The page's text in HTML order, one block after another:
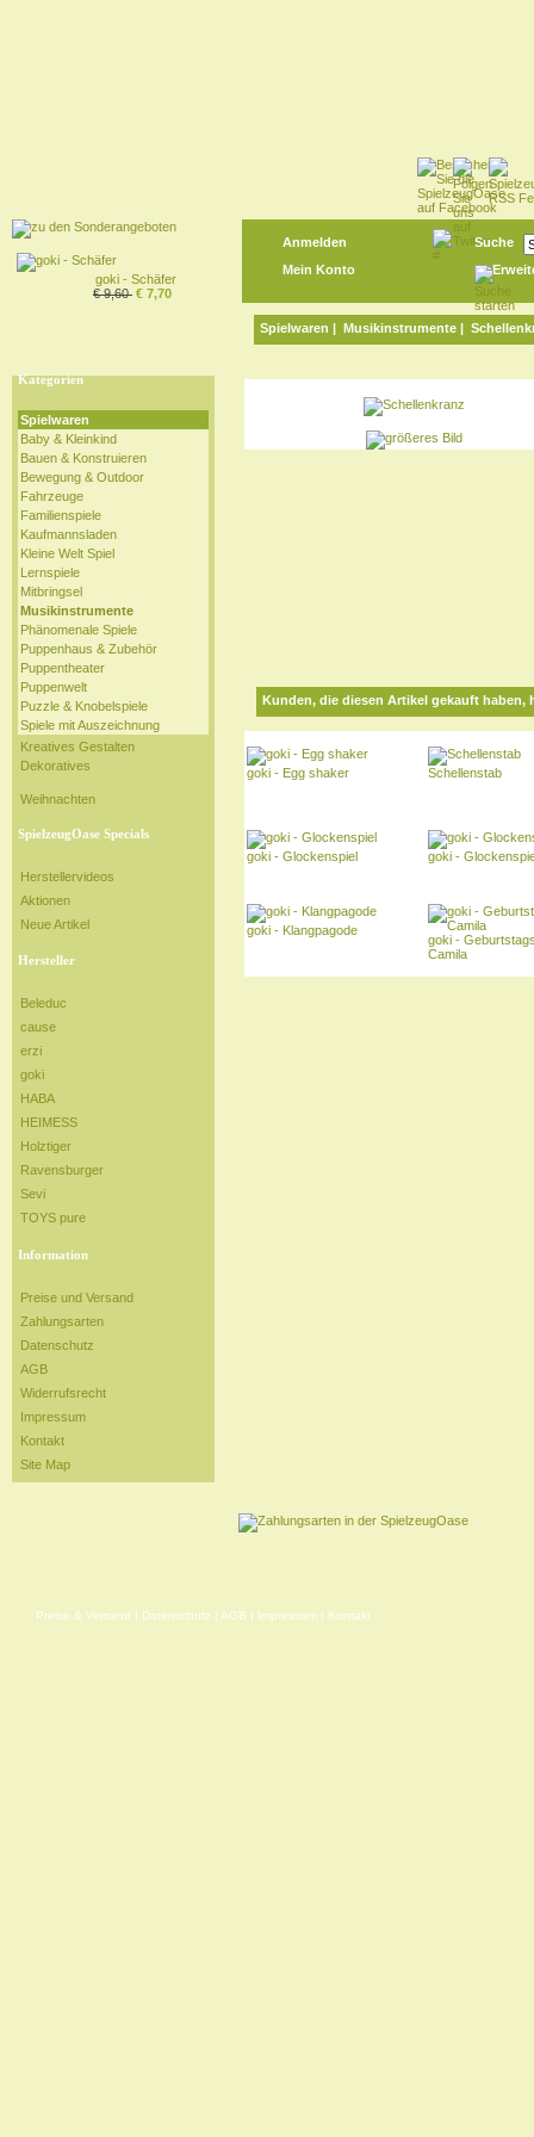
goki - Schäfer
€ 9,60 € 7,70
Anmelden
Mein Konto
Suche
Spielwaren | Musikinstrumente |
Kategorien
Spielwaren
Baby & Kleinkind
Bauen & Konstruieren
Bewegung & Outdoor
Fahrzeuge
Familienspiele
Kaufmannsladen
Kleine Welt Spiel
Lernspiele
Mitbringsel
Musikinstrumente
Phänomenale Spiele
Puppenhaus & Zubehör
Puppentheater
Puppenwelt
Puzzle & Knobelspiele
Spiele mit Auszeichnung
Kreatives Gestalten
Dekoratives
Weihnachten
SpielzeugOase Specials
Herstellervideos
Aktionen
Neue Artikel
Hersteller
Beleduc
cause
erzi
goki
HABA
HEIMESS
Holztiger
Ravensburger
Sevi
TOYS pure
Information
Preise und Versand
Zahlungsarten
Datenschutz
AGB
Widerrufsrecht
Impressum
Kontakt
Site Map
Kunden, die diesen Artikel gekauft
goki - Egg shaker Schellenstab
goki - Glockenspiel goki -
goki - Klangpagode
goki -
Camila
Preise & Versand | Datenschutz | AGB | Impressum | Kontakt